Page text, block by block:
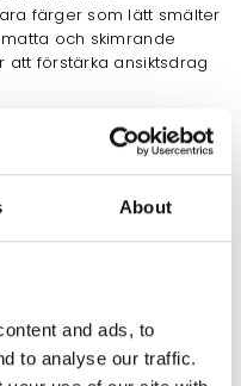
About
and ads, to
to analyse our traffic.
färger som lätt smälter
och skimrande
att förstärka ansiktsdrag
MER INFO INGREDIENSER
Dome Brush för att
klarare färg på